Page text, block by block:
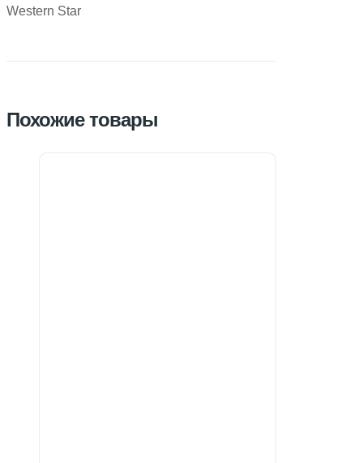
Western Star
Похожие товары